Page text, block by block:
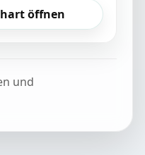
öffnen
und